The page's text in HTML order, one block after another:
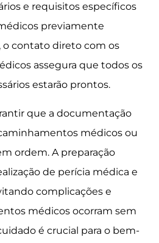
e requisitos específicos
previamente
o contato direto com os
assegura que todos os
estarão prontos.
que a documentação
médicos ou
ordem. A preparação
de perícia médica e
complicações e
médicos ocorram sem
é crucial para o bem-